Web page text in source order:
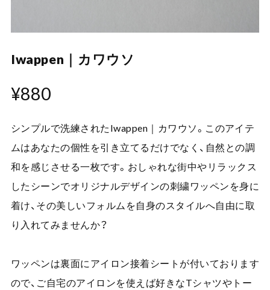
Iwappen｜カワウソ
¥880
シンプルで洗練されたIwappen｜カワウソ。このアイテ
ムはあなたの個性を引き立てるだけでなく、自然との調
和を感じさせる一枚です。おしゃれな街中やリラックス
したシーンでオリジナルデザインの刺繍ワッペンを身に
着け、その美しいフォルムを自身のスタイルへ自由に取
り入れてみませんか？
ワッペンは裏面にアイロン接着シートが付いております
ので、ご自宅のアイロンを使えば好きなTシャツやトー